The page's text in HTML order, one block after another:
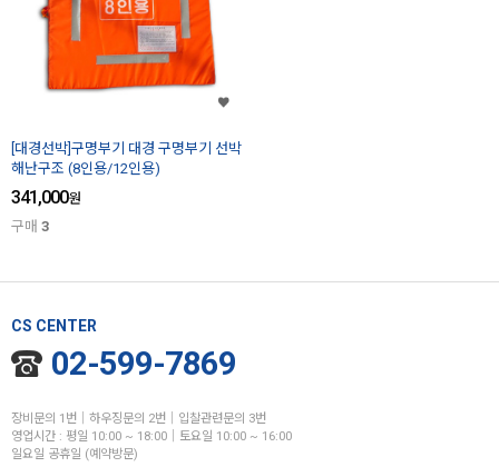
[대경선박]구명부기 대경 구명부기 선박
해난구조 (8인용/12인용)
341,000원
구매 3
CS CENTER
02-599-7869
장비문의 1번│하우징문의 2번│입찰관련문의 3번
영업시간 : 평일 10:00 ~ 18:00│토요일 10:00 ~ 16:00
일요일 공휴일 (예약방문)